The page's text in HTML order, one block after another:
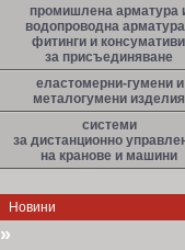
промишлена арматура
водопроводна
фитинги и консумативи
за присъединяване
еластомерни-гумени и
металогумени изделия
системи
за дистанционно
на кранове и машини
Новини
»